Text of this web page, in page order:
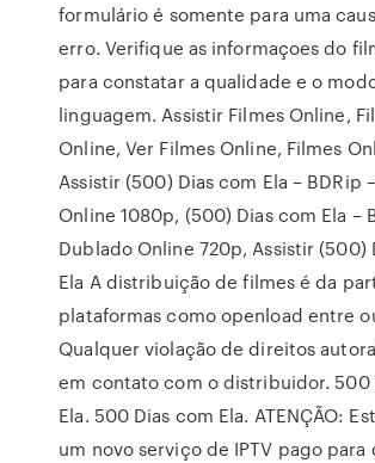
formulário é somente para uma
erro. Verifique as informaçoes do
para constatar a qualidade e o
linguagem. Assistir Filmes Online,
Online, Ver Filmes Online, Filmes
Assistir (500) Dias com Ela – BDRip
Online 1080p, (500) Dias com Ela –
Dublado Online 720p, Assistir (500)
Ela A distribuição de filmes é da
plataformas como openload entre
Qualquer violação de direitos
em contato com o distribuidor. 500
Ela. 500 Dias com Ela. ATENÇÃO:
um novo serviço de IPTV pago para